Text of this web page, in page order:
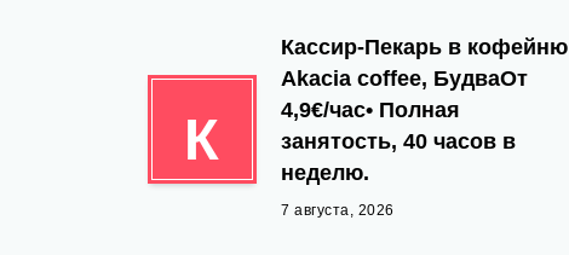
К
Кассир-Пекарь в кофейню
Akacia coffee, БудваОт
4,9€/час• Полная
занятость, 40 часов в
неделю.
7 августа, 2026